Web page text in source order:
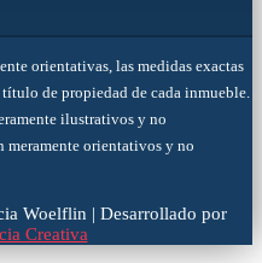
orientativas, las medidas exactas
título de propiedad de cada inmueble.
ilustrativos y no
meramente orientativos y no
Woelflin | Desarrollado por
Creativa